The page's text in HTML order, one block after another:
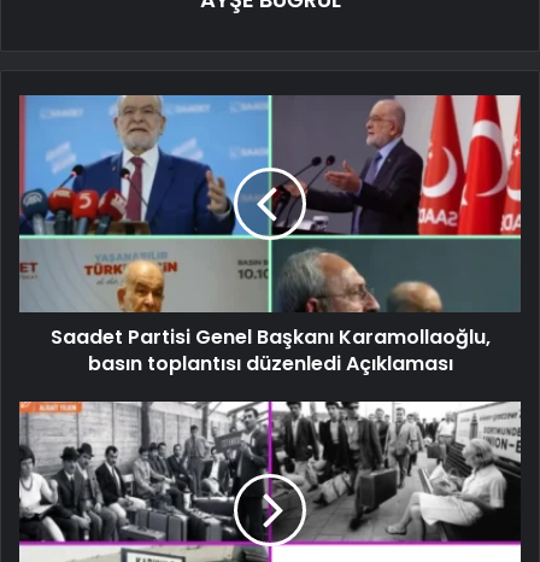
Saadet Partisi Genel Başkanı Karamollaoğlu,
basın toplantısı düzenledi Açıklaması